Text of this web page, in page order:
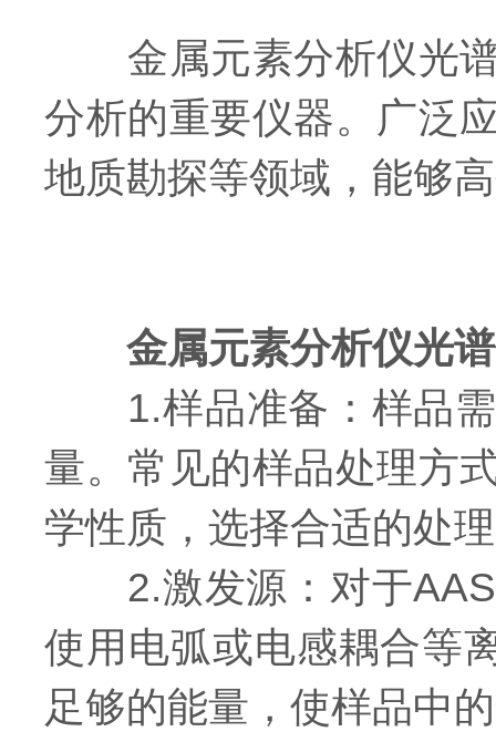
金属元素分析仪光谱
分析的重要仪器。广泛
地质勘探等领域，能够
金属元素分析仪光
1.样品准备：样品需
量。常见的样品处理方
学性质，选择合适的处
2.激发源：对于AAS
使用电弧或电感耦合等
足够的能量，使样品中